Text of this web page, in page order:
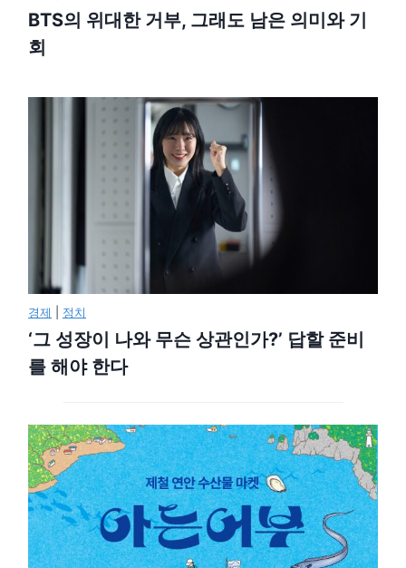
BTS의 위대한 거부, 그래도 남은 의미와 기
회
경제 정치
‘그 성장이 나와 무슨 상관인가?’ 답할 준비
를 해야 한다